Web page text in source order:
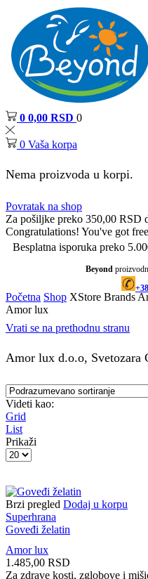
0 0,00 RSD 0
0 Vaša korpa
Nema proizvoda u korpi.
Povratak na shop
Za pošiljke preko 350,00 RSD
Congratulations! You've got
Besplatna isporuka preko
Beyond
Početna Shop XStore Brands
Amor lux
Vrati se na prethodnu stranu
Amor lux d.o.o, Svetozara
Videti kao:
Grid
List
Prikaži
Products
Brzi pregled Dodaj u korpu
Superhrana
Goveđi želatin
Amor lux
1.485,00 RSD
Za zdrave kosti, zglobove i